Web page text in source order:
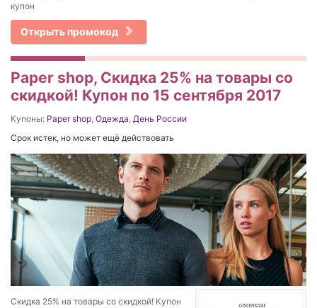
купон
Открыть промокод
Paper shop, Скидка 25% на товары со
скидкой! Купон по 15 сентября 2017
Купоны: Paper shop, Одежда, День России
Срок истек, но может ещё действовать
Скидка 25% на товары со скидкой! Купон